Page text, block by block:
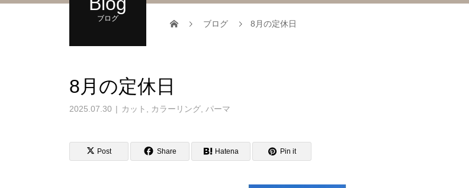
ブログ
ブログ 8月の定休日
8月の定休日
2025.07.30 カット , カラーリング, パーマ
Post Share Hatena Pin it